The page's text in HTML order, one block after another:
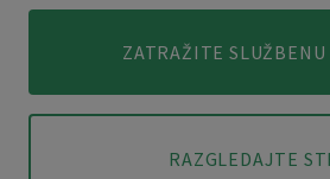
ZATRAŽITE SLUŽBENU
RAZGLEDAJTE